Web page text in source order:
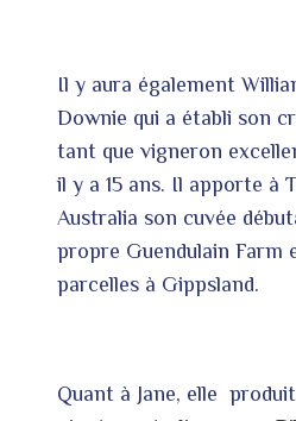
Il y aura également
Downie qui a établi son
tant que vigneron
il y a 15 ans. Il apporte à
Australia son cuvée
propre Guendulain Farm
parcelles à Gippsland.
Quant à Jane, elle